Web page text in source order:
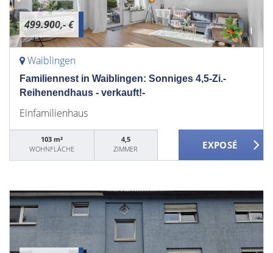
499.900,- €
Waiblingen
Familiennest in Waiblingen: Sonniges 4,5-Zi.-
Reihenendhaus - verkauft!-
Einfamilienhaus
103 m²
WOHNFLÄCHE
4,5
ZIMMER